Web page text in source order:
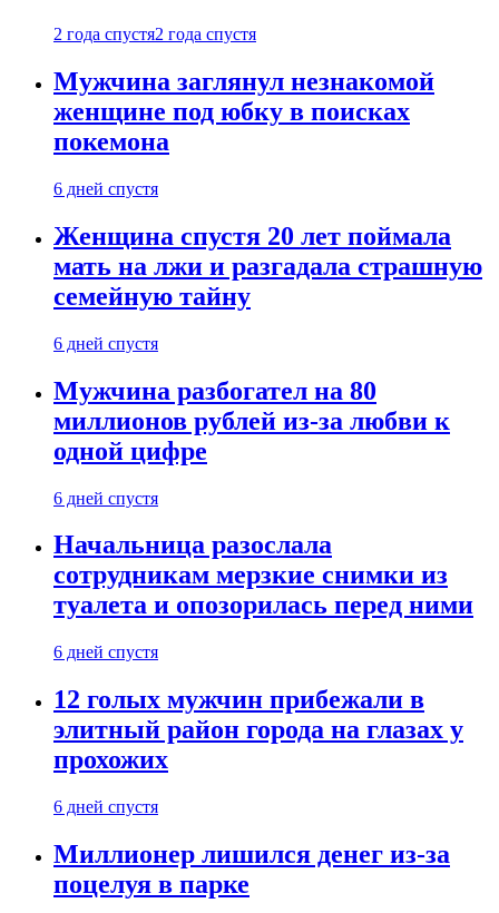
2 года спустя2 года спустя
Мужчина заглянул незнакомой
женщине под юбку в поисках
покемона
6 дней спустя
Женщина спустя 20 лет поймала
мать на лжи и разгадала страшную
семейную тайну
6 дней спустя
Мужчина разбогател на 80
миллионов рублей из-за любви к
одной цифре
6 дней спустя
Начальница разослала
сотрудникам мерзкие снимки из
туалета и опозорилась перед ними
6 дней спустя
12 голых мужчин прибежали в
элитный район города на глазах у
прохожих
6 дней спустя
Миллионер лишился денег из-за
поцелуя в парке